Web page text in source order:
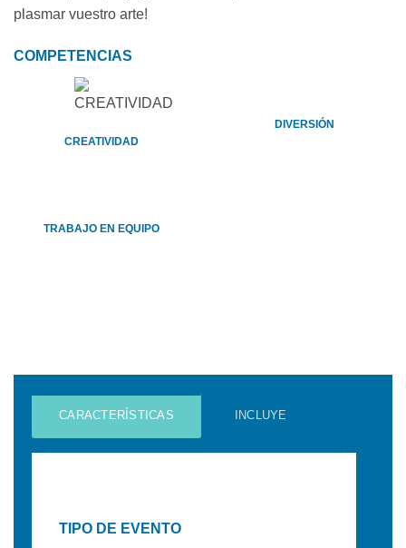
plasmar vuestro arte!
COMPETENCIAS
CREATIVIDAD
DIVERSIÓN
TRABAJO EN EQUIPO
CARACTERÍSTICAS INCLUYE
TIPO DE EVENTO